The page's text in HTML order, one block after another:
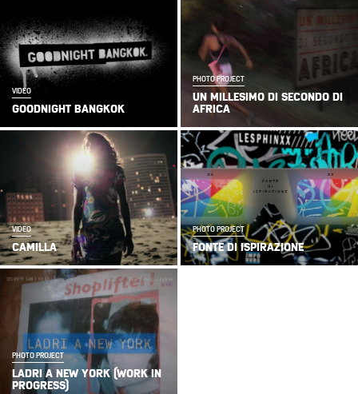
VIDEO
GOODNIGHT BANGKOK
PHOTO PROJECT
UN MILLESIMO DI SECONDO DI
AFRICA
VIDEO
CAMILLA
PHOTO PROJECT
FONTE DI ISPIRAZIONE
PHOTO PROJECT
LADRI A NEW YORK (WORK IN
PROGRESS)